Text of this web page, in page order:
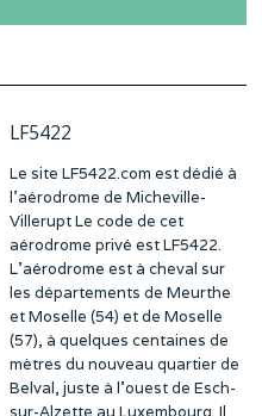
LF5422
Le site LF5422.com est dédié à
l’aérodrome de Micheville-
Villerupt Le code de cet
aérodrome privé est LF5422.
L’aérodrome est à cheval sur
les départements de Meurthe
et Moselle (54) et de Moselle
(57), à quelques centaines de
mètres du nouveau quartier de
Belval, juste à l’ouest de Esch-
sur-Alzette au Luxembourg. Il